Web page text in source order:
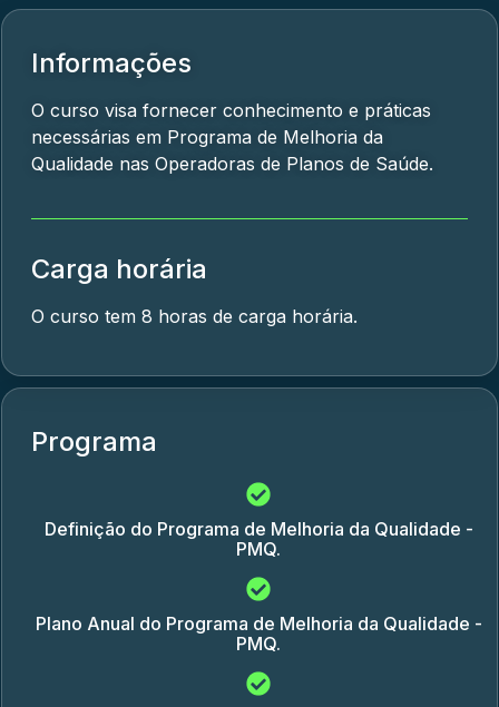
Informações
O curso visa fornecer conhecimento e práticas
necessárias em Programa de Melhoria da
Qualidade nas Operadoras de Planos de Saúde.
Carga horária
O curso tem 8 horas de carga horária.
Programa
Definição do Programa de Melhoria da Qualidade -
PMQ.
Plano Anual do Programa de Melhoria da Qualidade -
PMQ.